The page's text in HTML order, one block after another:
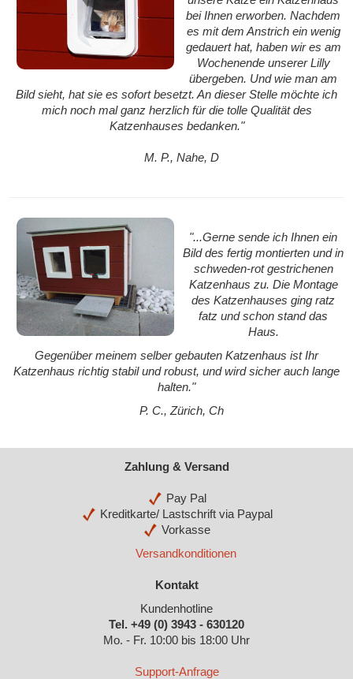
bei Ihnen erworben. Nachdem
es mit dem Anstrich ein wenig
gedauert hat, haben wir es am
Wochenende unserer Lilly
übergeben. Und wie man am
Bild sieht, hat sie es sofort besetzt. An dieser Stelle möchte ich
mich noch mal ganz herzlich für die tolle Qualität des
Katzenhauses bedanken."
M. P., Nahe, D
"...Gerne sende ich Ihnen ein
Bild des fertig montierten und in
schweden-rot gestrichenen
Katzenhaus zu. Die Montage
des Katzenhauses ging ratz
fatz und schon stand das
Haus.
Gegenüber meinem selber gebauten Katzenhaus ist Ihr
Katzenhaus richtig stabil und robust, und wird sicher auch lange
halten."
P. C., Zürich, Ch
Zahlung & Versand
Pay Pal
Kreditkarte/ Lastschrift via Paypal
Vorkasse
Versandkonditionen
Kontakt
Kundenhotline
Tel. +49 (0) 3943 - 630120
Mo. - Fr. 10:00 bis 18:00 Uhr
Support-Anfrage